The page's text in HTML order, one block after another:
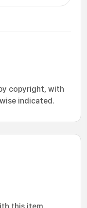
copyright, with
indicated.